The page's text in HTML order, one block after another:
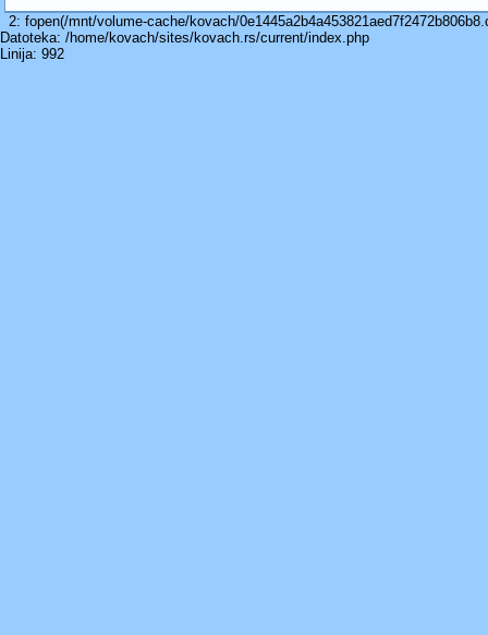
2: fopen(/mnt/volume-cache/kovach/
Datoteka: /home/kovach/sites/kovach.rs/current/index.php
Linija: 992